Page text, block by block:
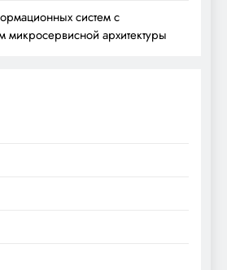
систем с
микросервисной архитектуры